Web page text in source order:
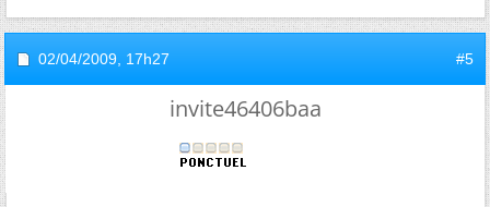
02/04/2009, 17h27 #5
invite46406baa